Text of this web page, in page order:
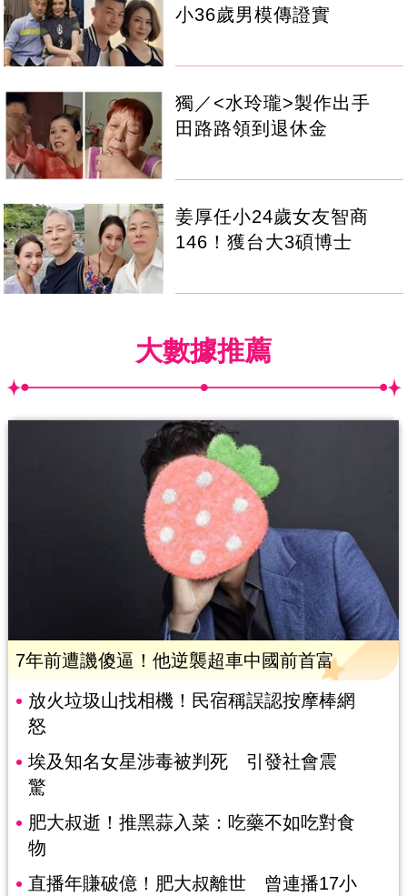
小36歲男模傳證實
獨／<水玲瓏>製作出手
田路路領到退休金
姜厚任小24歲女友智商
146！獲台大3碩博士
大數據推薦
7年前遭譏傻逼！他逆襲超車中國前首富
放火垃圾山找相機！民宿稱誤認按摩棒網
怒
埃及知名女星涉毒被判死 引發社會震
驚
肥大叔逝！推黑蒜入菜：吃藥不如吃對食
物
直播年賺破億！肥大叔離世 曾連播17小